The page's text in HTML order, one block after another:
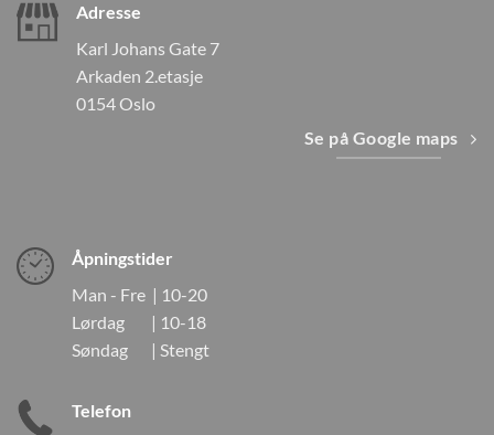
Adresse
Karl Johans Gate 7
Arkaden 2.etasje
0154 Oslo
Se på Google maps
Åpningstider
Man - Fre | 10-20
Lørdag | 10-18
Søndag | Stengt
Telefon